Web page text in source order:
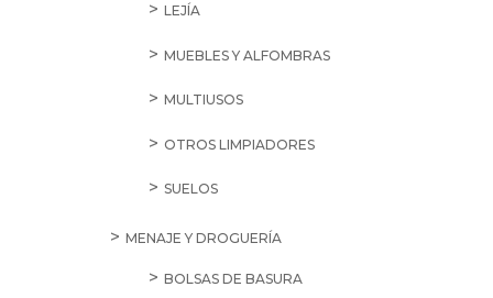
LEJÍA
MUEBLES Y ALFOMBRAS
MULTIUSOS
OTROS LIMPIADORES
SUELOS
MENAJE Y DROGUERÍA
BOLSAS DE BASURA